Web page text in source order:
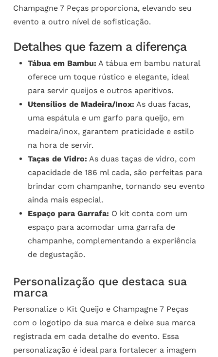
Champagne 7 Peças proporciona, elevando seu
evento a outro nível de sofisticação.
Detalhes que fazem a diferença
Tábua em Bambu: A tábua em bambu natural
oferece um toque rústico e elegante, ideal
para servir queijos e outros aperitivos.
Utensílios de Madeira/Inox: As duas facas,
uma espátula e um garfo para queijo, em
madeira/inox, garantem praticidade e estilo
na hora de servir.
Taças de Vidro: As duas taças de vidro, com
capacidade de 186 ml cada, são perfeitas para
brindar com champanhe, tornando seu evento
ainda mais especial.
Espaço para Garrafa: O kit conta com um
espaço para acomodar uma garrafa de
champanhe, complementando a experiência
de degustação.
Personalização que destaca sua
marca
Personalize o Kit Queijo e Champagne 7 Peças
com o logotipo da sua marca e deixe sua marca
registrada em cada detalhe do evento. Essa
personalização é ideal para fortalecer a imagem